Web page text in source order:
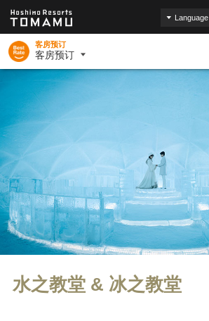
Language
客房预订
客房预订
水之教堂 & 冰之教堂